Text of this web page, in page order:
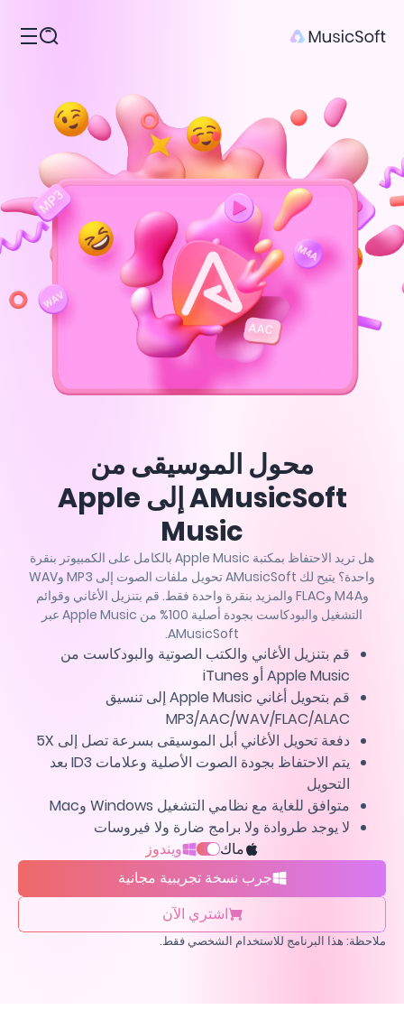
محول الموسيقى من
AMusicSoft إلى Apple
Music
هل تريد الاحتفاظ بمكتبة Apple Music بالكامل على الكمبيوتر بنقرة
واحدة؟ يتيح لك AMusicSoft تحويل ملفات الصوت إلى MP3 وWAV
وM4A وFLAC والمزيد بنقرة واحدة فقط. قم بتنزيل الأغاني وقوائم
التشغيل والبودكاست بجودة أصلية 100% من Apple Music عبر
AMusicSoft.
قم بتنزيل الأغاني والكتب الصوتية والبودكاست من
Apple Music أو iTunes
قم بتحويل أغاني Apple Music إلى تنسيق
MP3/AAC/WAV/FLAC/ALAC
دفعة تحويل الأغاني أبل الموسيقى بسرعة تصل إلى 5X
يتم الاحتفاظ بجودة الصوت الأصلية وعلامات ID3 بعد
التحويل
متوافق للغاية مع نظامي التشغيل Windows وMac
لا يوجد طروادة ولا برامج ضارة ولا فيروسات
ماك
ويندوز
جرب نسخة تجريبية مجانية
اشتري الآن
ملاحظة: هذا البرنامج للاستخدام الشخصي فقط.